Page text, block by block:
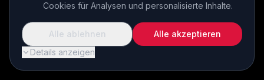
Cookies für Analysen und personalisierte Inhalte.
Details anzeigen
Alle ablehnen Alle akzeptieren